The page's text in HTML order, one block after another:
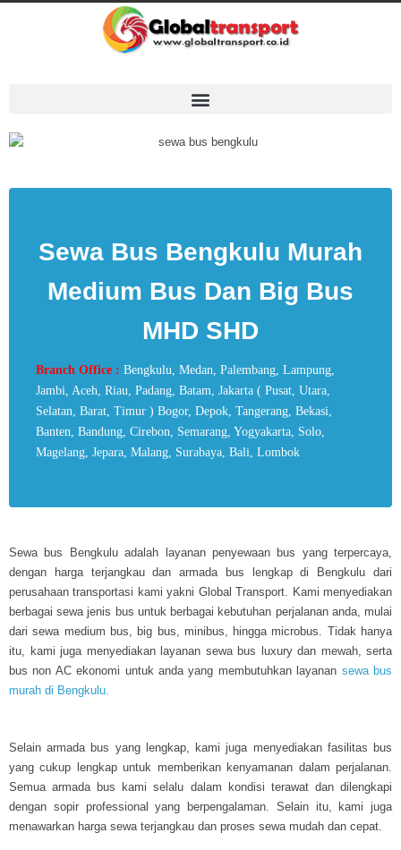
Sewa Bus Bengkulu Murah
Medium Bus Dan Big Bus
MHD SHD
Branch Office : Bengkulu, Medan, Palembang, Lampung,
Jambi, Aceh, Riau, Padang, Batam, Jakarta ( Pusat, Utara,
Selatan, Barat, Timur ) Bogor, Depok, Tangerang, Bekasi,
Banten, Bandung, Cirebon, Semarang, Yogyakarta, Solo,
Magelang, Jepara, Malang, Surabaya, Bali, Lombok
Sewa bus Bengkulu adalah layanan penyewaan bus yang terpercaya,
dengan harga terjangkau dan armada bus lengkap di Bengkulu dari
perusahaan transportasi kami yakni Global Transport. Kami menyediakan
berbagai sewa jenis bus untuk berbagai kebutuhan perjalanan anda, mulai
dari sewa medium bus, big bus, minibus, hingga microbus. Tidak hanya
itu, kami juga menyediakan layanan sewa bus luxury dan mewah, serta
bus non AC ekonomi untuk anda yang membutuhkan layanan sewa bus
murah di Bengkulu.
Selain armada bus yang lengkap, kami juga menyediakan fasilitas bus
yang cukup lengkap untuk memberikan kenyamanan dalam perjalanan.
Semua armada bus kami selalu dalam kondisi terawat dan dilengkapi
dengan sopir professional yang berpengalaman. Selain itu, kami juga
menawarkan harga sewa terjangkau dan proses sewa mudah dan cepat.